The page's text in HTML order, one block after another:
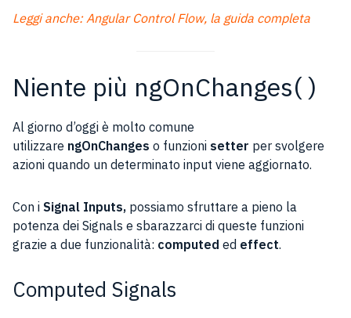
Leggi anche: Angular Control Flow, la guida completa
Niente più ngOnChanges( )
Al giorno d’oggi è molto comune
utilizzare ngOnChanges o funzioni setter per svolgere
azioni quando un determinato input viene aggiornato.
Con i Signal Inputs, possiamo sfruttare a pieno la
potenza dei Signals e sbarazzarci di queste funzioni
grazie a due funzionalità: computed ed effect.
Computed Signals